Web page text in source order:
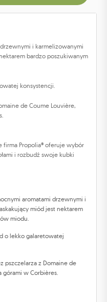
i karmelizowanymi
bardzo poszukiwanym
konsystencji.
de Coume Louvière,
firma Propolia® oferuje wybór
i rozbudź swoje kubki
aromatami drzewnymi i
miód jest nektarem
miodu.
o lekko galaretowatej
pszczelarza z Domaine de
górami w Corbières.